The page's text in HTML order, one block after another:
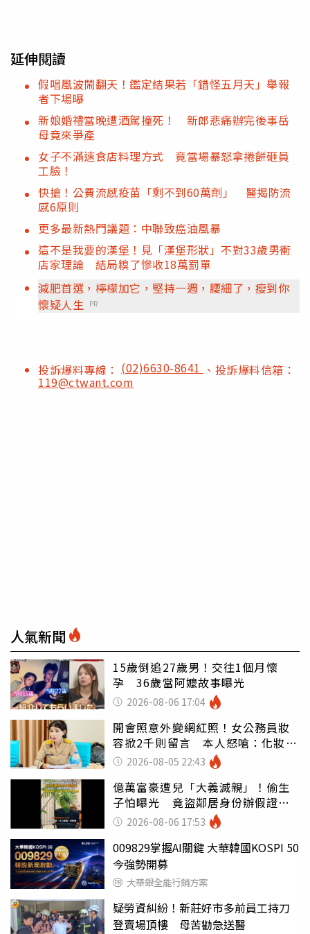
延伸閱讀
假唱風波鬧翻天！鑑定結果若「錯怪五月天」舉報
者下場曝
新娘婚禮當晚遭酒駕撞死！ 新郎悲痛辦完後事岳
母竟來爭產
女子不滿速食店料理方式 竟當場暴怒拿捲餅砸員
工臉！
快搶！公費流感疫苗「剩不到60萬劑」 醫揭防流
感6原則
更多最新熱門議題：中聯致癌油風暴
這不是我要的漢堡！見「漢堡形狀」不對33歲男衝
店家理論 結局糗了慘收18萬罰單
減肥首選，檸檬加它，堅持一週，腰細了，瘦到你
懷疑人生 PR
投訴爆料專線： (02)6630-8641 、投訴爆料信箱：
119@ctwant.com
人氣新聞
15歲倒追27歲男！交往1個月懷
孕 36歲當阿嬤故事曝光
2026-08-06 17:04
開會照意外變網紅照！女公務員妝
容掀2千則留言 本人怒嗆：化妝有
錯嗎2026-08-05 22:43
億萬富豪遭兒「大義滅親」！偷生
子怕曝光 竟盜鄰居身份辦假證落
戶 2026-08-06 17:53
009829掌握AI關鍵 大華韓國KOSPI 50
今強勢開募
大華銀全能行銷方案
疑勞資糾紛！新莊好市多前員工持刀
登賣場頂樓 母苦勸急送醫